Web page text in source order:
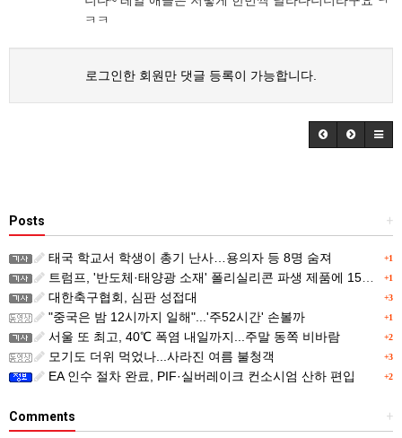
ㅋㅋ
로그인한 회원만 댓글 등록이 가능합니다.
+
Posts
+1
태국 학교서 학생이 총기 난사…용의자 등 8명 숨져
+1
트럼프, '반도체·태양광 소재' 폴리실리콘 파생 제품에 15% 관세...한국 기업도 영향
+3
대한축구협회, 심판 성접대
+1
"중국은 밤 12시까지 일해"...'주52시간' 손볼까
+2
서울 또 최고, 40℃ 폭염 내일까지...주말 동쪽 비바람
+3
모기도 더위 먹었나...사라진 여름 불청객
+2
EA 인수 절차 완료, PIF·실버레이크 컨소시엄 산하 편입
+
Comments